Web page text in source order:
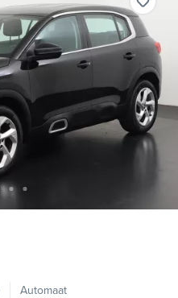
Automaat